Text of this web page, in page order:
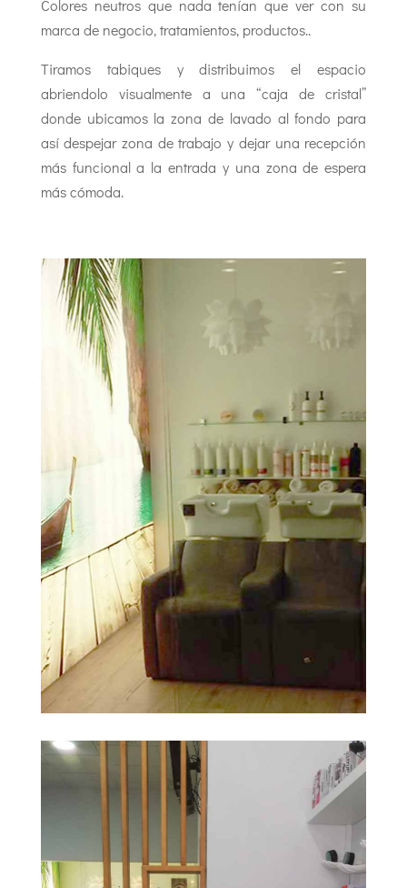
Colores neutros que nada tenían que ver con su
marca de negocio, tratamientos, productos..
Tiramos tabiques y distribuimos el espacio
abriendolo visualmente a una “caja de cristal”
donde ubicamos la zona de lavado al fondo para
así despejar zona de trabajo y dejar una recepción
más funcional a la entrada y una zona de espera
más cómoda.